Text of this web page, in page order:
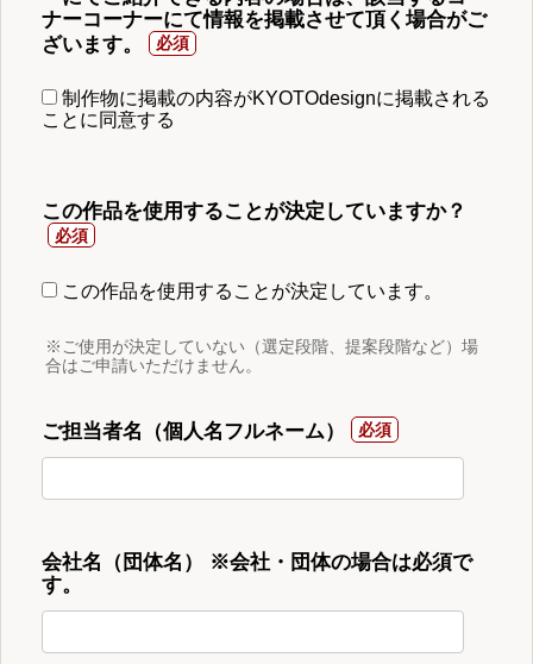
ナーコーナーにて情報を掲載させて頂く場合がご
ざいます。
制作物に掲載の内容がKYOTOdesignに掲載される
ことに同意する
この作品を使用することが決定していますか？
この作品を使用することが決定しています。
※ご使用が決定していない（選定段階、提案段階など）場
合はご申請いただけません。
ご担当者名（個人名フルネーム）
会社名（団体名） ※会社・団体の場合は必須で
す。